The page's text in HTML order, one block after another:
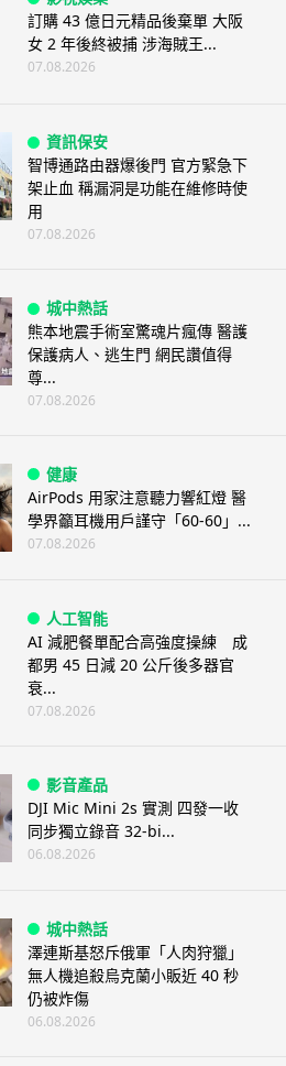
訂購 43 億日元精品後棄單 大阪
女 2 年後終被捕 涉海賊王...
07.08.2026
資訊保安
智博通路由器爆後門 官方緊急下
架止血 稱漏洞是功能在維修時使
用
07.08.2026
城中熱話
熊本地震手術室驚魂片瘋傳 醫護
保護病人、逃生門 網民讚值得
尊...
07.08.2026
健康
AirPods 用家注意聽力響紅燈 醫
學界籲耳機用戶謹守「60-60」...
07.08.2026
人工智能
AI 減肥餐單配合高強度操練 成
都男 45 日減 20 公斤後多器官
衰...
07.08.2026
影音產品
DJI Mic Mini 2s 實測 四發一收
同步獨立錄音 32-bi...
06.08.2026
城中熱話
澤連斯基怒斥俄軍「人肉狩獵」
無人機追殺烏克蘭小販近 40 秒
仍被炸傷
06.08.2026